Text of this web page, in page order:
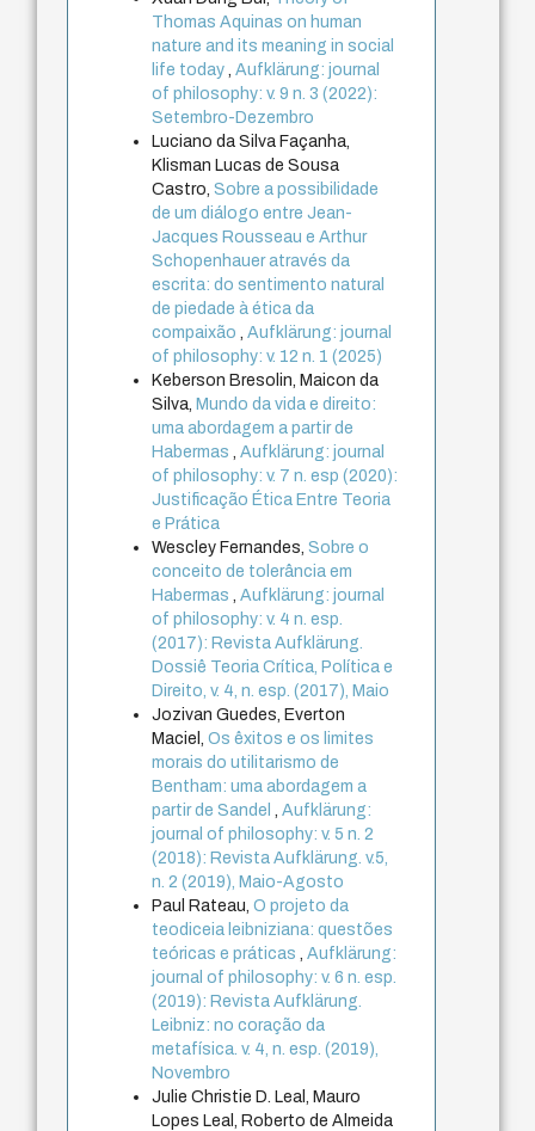
Thomas Aquinas on human
nature and its meaning in social
life today ,Aufklärung: journal
of philosophy: v. 9 n. 3 (2022):
Setembro-Dezembro
Luciano da Silva Façanha,
Klisman Lucas de Sousa
Castro,Sobre a possibilidade
de um diálogo entre Jean-
Jacques Rousseau e Arthur
Schopenhauer através da
escrita: do sentimento natural
de piedade à ética da
compaixão
,Aufklärung: journal
of philosophy: v. 12 n. 1 (2025)
Keberson Bresolin, Maicon da
Silva, Mundo da vida e direito:
uma abordagem a partir de
Habermas
,Aufklärung: journal
of philosophy: v. 7 n. esp (2020):
Justificação Ética Entre Teoria
e Prática
Wescley Fernandes,Sobre o
conceito de tolerância em
Habermas
,Aufklärung: journal
of philosophy: v. 4 n. esp.
(2017): Revista Aufklärung.
Dossiê Teoria Crítica, Política e
Direito, v. 4, n. esp. (2017), Maio
Jozivan Guedes, Everton
Maciel,Os êxitos e os limites
morais do utilitarismo de
Bentham: uma abordagem a
partir de Sandel
,Aufklärung:
journal of philosophy: v. 5 n. 2
(2018): Revista Aufklärung. v.5,
n. 2 (2019), Maio-Agosto
Paul Rateau,O projeto da
teodiceia leibniziana: questões
teóricas e práticas
,Aufklärung:
journal of philosophy: v. 6 n. esp.
(2019): Revista Aufklärung.
Leibniz: no coração da
metafísica. v. 4, n. esp. (2019),
Novembro
Julie Christie D. Leal, Mauro
Lopes Leal, Roberto de Almeida